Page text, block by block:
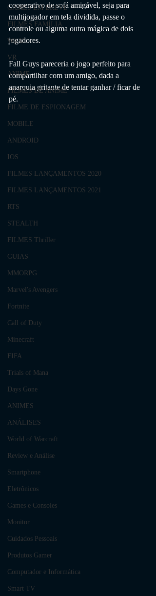
GAMES EM BREVE
FILMES FAMÍLIA
Wii U
VR
ANIME
FILMES DE ANIME
FILME DE ESPIONAGEM
MOBILE
ANDROID
IOS
FILMES LANÇAMENTOS 2020
FILMES LANÇAMENTOS 2021
RTS
STEALTH
FILMES Thriller
GUIAS
MMORPG
Marvel's Avengers
Fortnite
Call of Duty
Minecraft
FIFA
Trials of Mana
Days Gone
ANIMES
ANÁLISES
World of Warcraft
Review e Análise
Smartphone
Eletrônicos
Games e Consoles
Monitor
Cuidados Pessoais
Produtos Gamer
Computador e Informática
Smart TV
cooperativo de sofá amigável, seja para
multijogador em tela dividida, passe o
controle ou alguma outra mágica de dois
jogadores.
Fall Guys pareceria o jogo perfeito para
compartilhar com um amigo, dada a
anarquia gritante de tentar ganhar / ficar de
pé.